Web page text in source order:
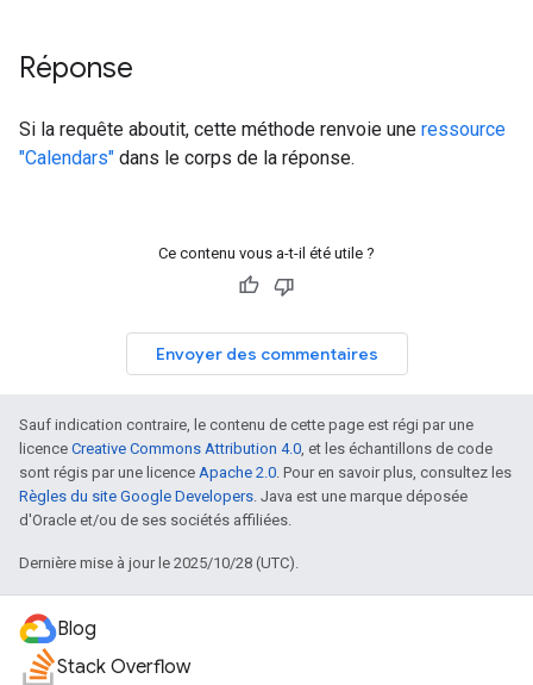
Réponse
Si la requête aboutit, cette méthode renvoie une ressource
"Calendars" dans le corps de la réponse.
Ce contenu vous a-t-il été utile ?
Envoyer des commentaires
Sauf indication contraire, le contenu de cette page est régi par une
licence Creative Commons Attribution 4.0, et les échantillons de code
sont régis par une licence Apache 2.0. Pour en savoir plus, consultez les
Règles du site Google Developers. Java est une marque déposée
d'Oracle et/ou de ses sociétés affiliées.
Dernière mise à jour le 2025/10/28 (UTC).
Blog
Stack Overflow